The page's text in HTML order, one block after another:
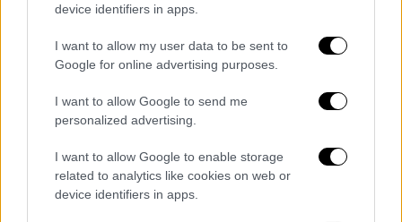
device identifiers in apps.
I want to allow my user data to be sent to
Google for online advertising purposes.
I want to allow Google to send me
personalized advertising.
I want to allow Google to enable storage
related to analytics like cookies on web or
device identifiers in apps.
video
Τι είπε για το ενδεχόμενο κατ' οίκον
περιορισμού